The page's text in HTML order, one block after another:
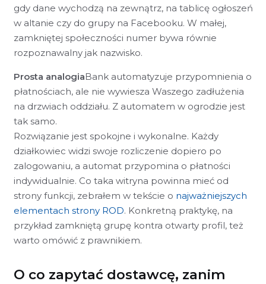
gdy dane wychodzą na zewnątrz, na tablicę ogłoszeń
w altanie czy do grupy na Facebooku. W małej,
zamkniętej społeczności numer bywa równie
rozpoznawalny jak nazwisko.
Prosta analogiaBank automatyzuje przypomnienia o
płatnościach, ale nie wywiesza Waszego zadłużenia
na drzwiach oddziału. Z automatem w ogrodzie jest
tak samo.
Rozwiązanie jest spokojne i wykonalne. Każdy
działkowiec widzi swoje rozliczenie dopiero po
zalogowaniu, a automat przypomina o płatności
indywidualnie. Co taka witryna powinna mieć od
strony funkcji, zebrałem w tekście o najważniejszych
elementach strony ROD. Konkretną praktykę, na
przykład zamkniętą grupę kontra otwarty profil, też
warto omówić z prawnikiem.
O co zapytać dostawcę, zanim